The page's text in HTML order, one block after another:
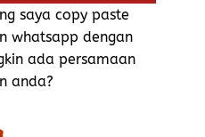
saya copy paste
whatsapp dengan
ada persamaan
anda?